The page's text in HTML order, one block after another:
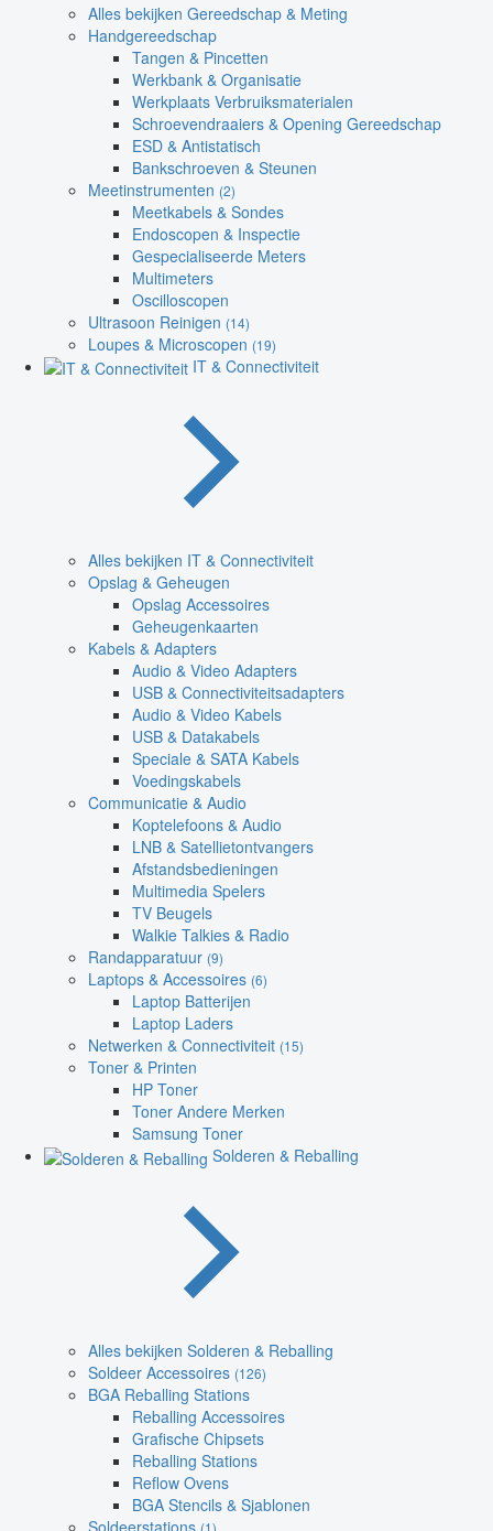
Alles bekijken Gereedschap & Meting
Handgereedschap
Tangen & Pincetten
Werkbank & Organisatie
Werkplaats Verbruiksmaterialen
Schroevendraaiers & Opening Gereedschap
ESD & Antistatisch
Bankschroeven & Steunen
Meetinstrumenten (2)
Meetkabels & Sondes
Endoscopen & Inspectie
Gespecialiseerde Meters
Multimeters
Oscilloscopen
Ultrasoon Reinigen (14)
Loupes & Microscopen (19)
IT & Connectiviteit
Alles bekijken IT & Connectiviteit
Opslag & Geheugen
Opslag Accessoires
Geheugenkaarten
Kabels & Adapters
Audio & Video Adapters
USB & Connectiviteitsadapters
Audio & Video Kabels
USB & Datakabels
Speciale & SATA Kabels
Voedingskabels
Communicatie & Audio
Koptelefoons & Audio
LNB & Satellietontvangers
Afstandsbedieningen
Multimedia Spelers
TV Beugels
Walkie Talkies & Radio
Randapparatuur (9)
Laptops & Accessoires (6)
Laptop Batterijen
Laptop Laders
Netwerken & Connectiviteit (15)
Toner & Printen
HP Toner
Toner Andere Merken
Samsung Toner
Solderen & Reballing
Alles bekijken Solderen & Reballing
Soldeer Accessoires (126)
BGA Reballing Stations
Reballing Accessoires
Grafische Chipsets
Reballing Stations
Reflow Ovens
BGA Stencils & Sjablonen
Soldeerstations (1)